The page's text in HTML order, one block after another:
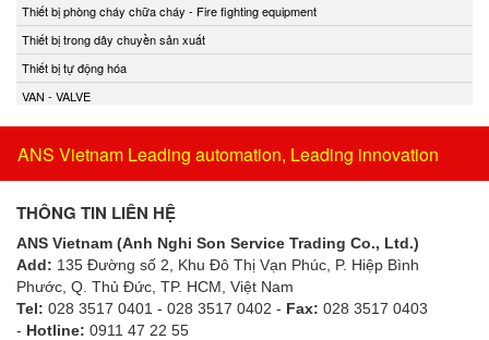
Thiết bị phòng cháy chữa cháy - Fire fighting equipment
Thiết bị trong dây chuyền sản xuất
Thiết bị tự động hóa
VAN - VALVE
ANS Vietnam Leading automation, Leading innovation
THÔNG TIN LIÊN HỆ
ANS Vietnam (Anh Nghi Son Service Trading Co., Ltd.)
Add: 135 Đường số 2, Khu Đô Thị Vạn Phúc, P. Hiệp Bình
Phước, Q. Thủ Đức, TP. HCM , Việt Nam
Tel: 028 3517 0401 - 028 3517 0402 - Fax: 028 3517 0403
- Hotline: 0911 47 22 55